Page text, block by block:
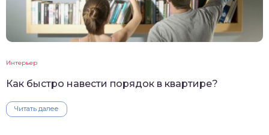
Интерьер
Как быстро навести порядок в квартире?
Читать далее